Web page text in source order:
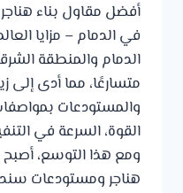
أفضل مقاول بناء
في الدمام – مزايا
الدمام والمنطقة
متسارعًا، مما أدى إلى
والمستودعات
القوة، السرعة في
ومع هذا التوسع، أصبح
هناجر ومستودعات